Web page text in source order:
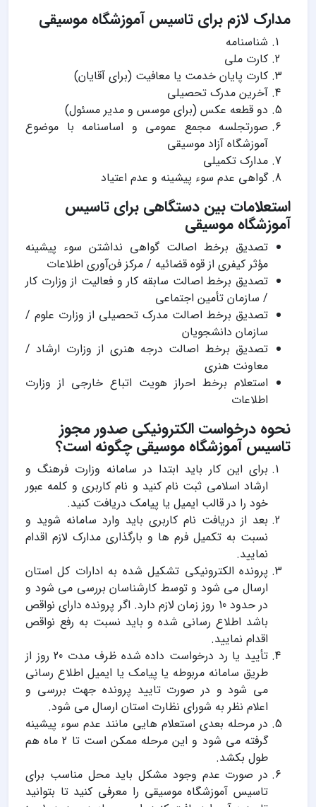
مدارک لازم برای تاسیس آموزشگاه موسیقی
شناسنامه
کارت ملی
کارت پایان خدمت یا معافیت (برای آقایان)
آخرین مدرک تحصیلی
دو قطعه عکس (برای موسس و مدیر مسئول)
صورتجلسه مجمع عمومی و اساسنامه با موضوع
آموزشگاه آزاد موسیقی
مدارک تکمیلی
گواهی عدم سوء پیشینه و عدم اعتیاد
استعلامات بین دستگاهی برای تاسیس
آموزشگاه موسیقی
تصدیق برخط اصالت گواهی نداشتن سوء پیشینه
مؤثر کیفری از قوه قضائیه / مرکز فن‌آوری اطلاعات
تصدیق برخط اصالت سابقه کار و فعالیت از وزارت کار
/ سازمان تأمین اجتماعی
تصدیق برخط اصالت مدرک تحصیلی از وزارت علوم /
سازمان دانشجویان
تصدیق برخط اصالت درجه هنری از وزارت ارشاد /
معاونت هنری
استعلام برخط احراز هویت اتباع خارجی از وزارت
اطلاعات
نحوه درخواست الکترونیکی صدور مجوز
تاسیس آموزشگاه موسیقی چگونه است؟
برای این کار باید ابتدا در سامانه وزارت فرهنگ و
ارشاد اسلامی ثبت نام کنید و نام کاربری و کلمه عبور
خود را در قالب ایمیل یا پیامک دریافت کنید.
بعد از دریافت نام کاربری باید وارد سامانه شوید و
نسبت به تکمیل فرم ها و بارگذاری مدارک لازم اقدام
نمایید.
پرونده الکترونیکی تشکیل شده به ادارات كل استان
ارسال می شود و توسط کارشناسان بررسی می شود و
در حدود 10 روز زمان لازم دارد. اگر پرونده دارای نواقص
باشد اطلاع رسانی شده و باید نسبت به رفع نواقص
اقدام نمایید.
تأیید یا رد درخواست داده شده ظرف مدت 20 روز از
طریق سامانه مربوطه یا پیامک یا ایمیل اطلاع رسانی
می شود و در صورت تایید پرونده جهت بررسی و
اعلام نظر به شورای نظارت استان ارسال می شود.
در مرحله بعدی استعلام هایی مانند عدم سوء پیشینه
گرفته می شود و این مرحله ممکن است تا 2 ماه هم
طول بکشد.
در صورت عدم وجود مشکل باید محل مناسب برای
تاسیس آموزشگاه موسیقی را معرفی کنید تا بتوانید